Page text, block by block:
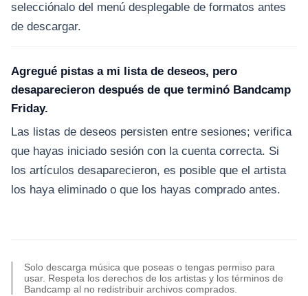
selecciónalo del menú desplegable de formatos antes
de descargar.
Agregué pistas a mi lista de deseos, pero
desaparecieron después de que terminó Bandcamp
Friday.
Las listas de deseos persisten entre sesiones; verifica
que hayas iniciado sesión con la cuenta correcta. Si
los artículos desaparecieron, es posible que el artista
los haya eliminado o que los hayas comprado antes.
Solo descarga música que poseas o tengas permiso para
usar. Respeta los derechos de los artistas y los términos de
Bandcamp al no redistribuir archivos comprados.